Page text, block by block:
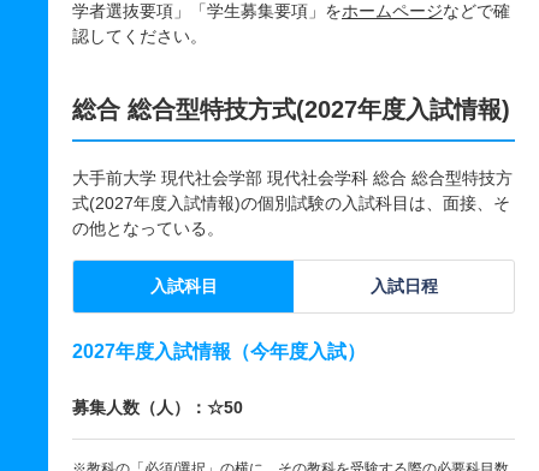
学者選抜要項」「学生募集要項」をホームページなどで確
認してください。
総合 総合型特技方式(2027年度入試情報)
大手前大学 現代社会学部 現代社会学科 総合 総合型特技方
式(2027年度入試情報)の個別試験の入試科目は、面接、そ
の他となっている。
入試科目 入試日程
2027年度入試情報（今年度入試）
募集人数（人）：☆50